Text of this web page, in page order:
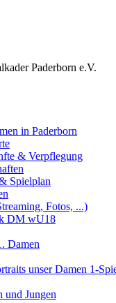
Paderborn e.V.
in Paderborn
& Verpflegung
Spielplan
Fotos, ...)
DM wU18
Damen
unser Damen 1-
und Jungen